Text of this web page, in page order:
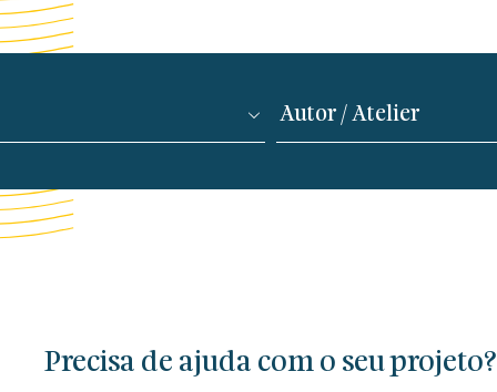
Precisa de ajuda com o seu projeto?